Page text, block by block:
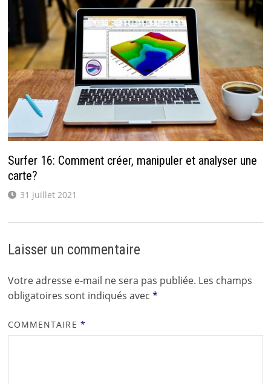
Surfer 16: Comment créer, manipuler et analyser une
carte?
31 juillet 2021
Laisser un commentaire
Votre adresse e-mail ne sera pas publiée. Les champs
obligatoires sont indiqués avec *
COMMENTAIRE *